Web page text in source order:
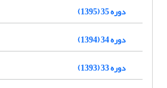
دوره 35 (1395)
دوره 34 (1394)
دوره 33 (1393)